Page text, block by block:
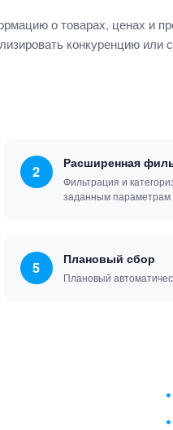
о товарах, ценах и
конкуренцию или
2 Расширенная
Фильтрация и
заданным параметрам
5 Плановый сбор
Плановый